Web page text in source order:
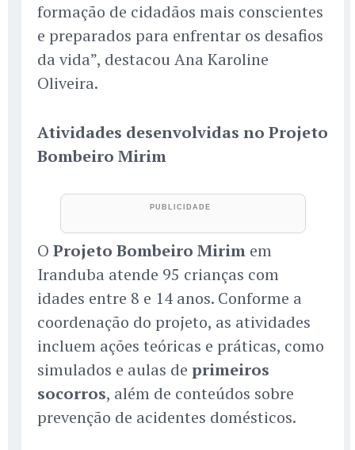
formação de cidadãos mais conscientes
e preparados para enfrentar os desafios
da vida”, destacou Ana Karoline
Oliveira.
Atividades desenvolvidas no Projeto
Bombeiro Mirim
O Projeto Bombeiro Mirim em
Iranduba atende 95 crianças com
idades entre 8 e 14 anos. Conforme a
coordenação do projeto, as atividades
incluem ações teóricas e práticas, como
simulados e aulas de primeiros
socorros, além de conteúdos sobre
prevenção de acidentes domésticos.